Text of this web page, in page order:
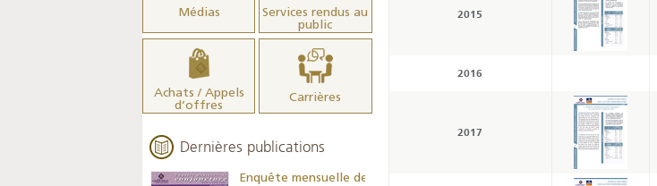
2015
2016
2017
Médias
Services rendus au
public
Achats / Appels
d’offres
Carrières
Dernières publications
Enquête mensuelle de
Résultats trimestriels